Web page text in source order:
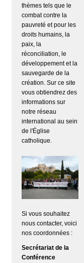
thèmes tels que le
combat contre la
pauvreté et pour les
droits humains, la
paix, la
réconciliation, le
développement et la
sauvegarde de la
création. Sur ce site
vous obtiendrez des
informations sur
notre réseau
international au sein
de l'Église
catholique.
Si vous souhaitez
nous contacter, voici
nos coordonnées :
Secrétariat de la
Conférence